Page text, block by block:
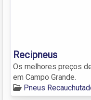
Recipneus
Os melhores preços
em Campo Grande.
Pneus